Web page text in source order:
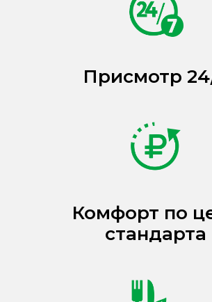
Присмотр
Комфорт по
стандарта